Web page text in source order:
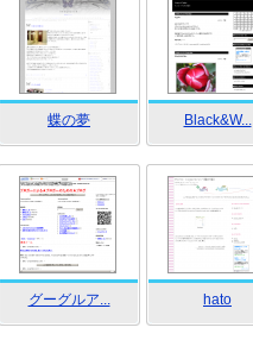
蝶の夢 Black&W...
グーグルア... hato